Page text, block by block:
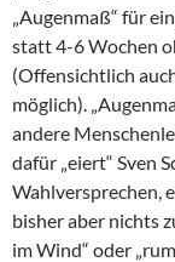
„Augenmaß“ für
statt 4-6 Wochen
(Offensichtlich
möglich).
andere
dafür „eiert“ Sven
Wahlversprechen,
bisher aber nichts
im Wind“ oder